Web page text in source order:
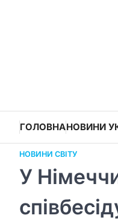
ГОЛОВНАНОВИНИ
НОВИНИ СВІТУ
У